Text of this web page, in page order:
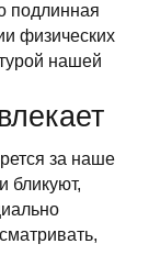
подлинная
физических
нашей
за наше
бликуют,